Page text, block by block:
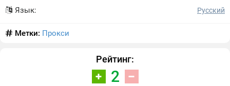
Язык: Русский
Метки: Прокси
Рейтинг:
2